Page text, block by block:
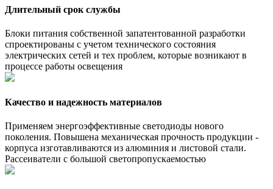
Длительный срок службы
Блоки питания собственной запатентованной разработки
спроектированы с учетом технического состояния
электрических сетей и тех проблем, которые возникают в
процессе работы освещения
Качество и надежность материалов
Применяем энергоэффективные светодиоды нового
поколения. Повышена механическая прочность продукции -
корпуса изготавливаются из алюминия и листовой стали.
Рассеиватели с большой светопропускаемостью